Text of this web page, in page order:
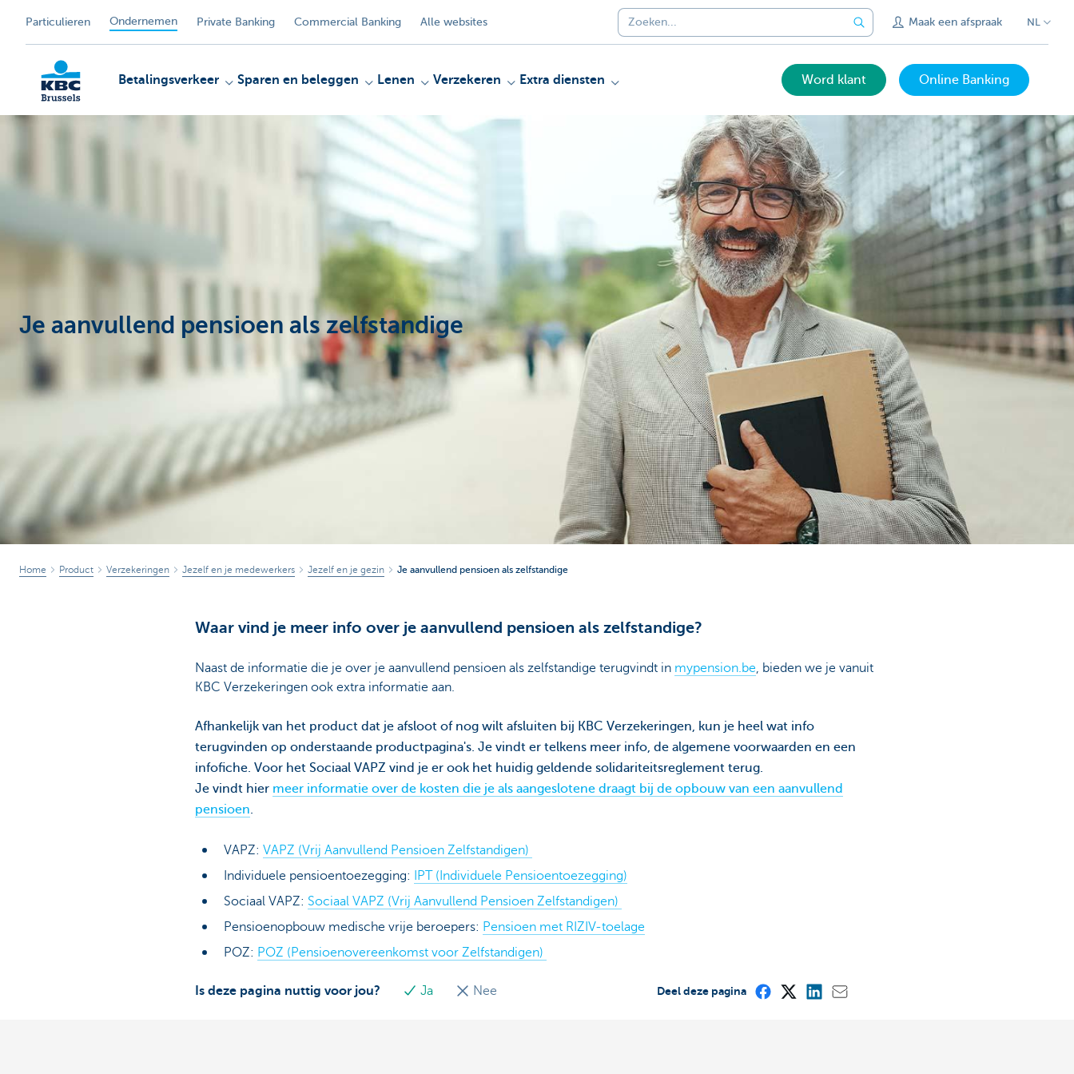
Particulieren Ondernemen Private Banking Commercial Banking Alle websites Maak een afspraak NL
Ondernemers
Betalingsverkeer Sparen en beleggen Lenen Verzekeren Extra diensten Word klant Online Banking
Je aanvullend pensioen als zelfstandige
Home Product Verzekeringen Jezelf en je medewerkers Jezelf en je gezin Je aanvullend pensioen als zelfstandige
Waar vind je meer info over je aanvullend pensioen als zelfstandige?
Naast de informatie die je over je aanvullend pensioen als zelfstandige terugvindt in mypension.be, bieden we je vanuit
KBC Verzekeringen ook extra informatie aan.
Afhankelijk van het product dat je afsloot of nog wilt afsluiten bij KBC Verzekeringen, kun je heel wat info
terugvinden op onderstaande productpagina's. Je vindt er telkens meer info, de algemene voorwaarden en een
infofiche. Voor het Sociaal VAPZ vind je er ook het huidig geldende solidariteitsreglement terug.
Je vindt hier meer informatie over de kosten die je als aangeslotene draagt bij de opbouw van een aanvullend
pensioen.
VAPZ: VAPZ (Vrij Aanvullend Pensioen Zelfstandigen)
Individuele pensioentoezegging:
IPT (Individuele Pensioentoezegging)
Sociaal VAPZ: Sociaal VAPZ (Vrij Aanvullend Pensioen Zelfstandigen)
Pensioenopbouw medische vrije beroepers: Pensioen met RIZIV-toelage
POZ: POZ (Pensioenovereenkomst voor Zelfstandigen)
Is deze pagina nuttig voor jou? Ja Nee Deel deze pagina